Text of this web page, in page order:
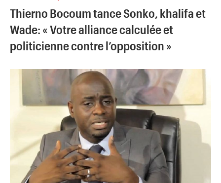
Thierno Bocoum tance Sonko, khalifa et
Wade: « Votre alliance calculée et
politicienne contre l’opposition »